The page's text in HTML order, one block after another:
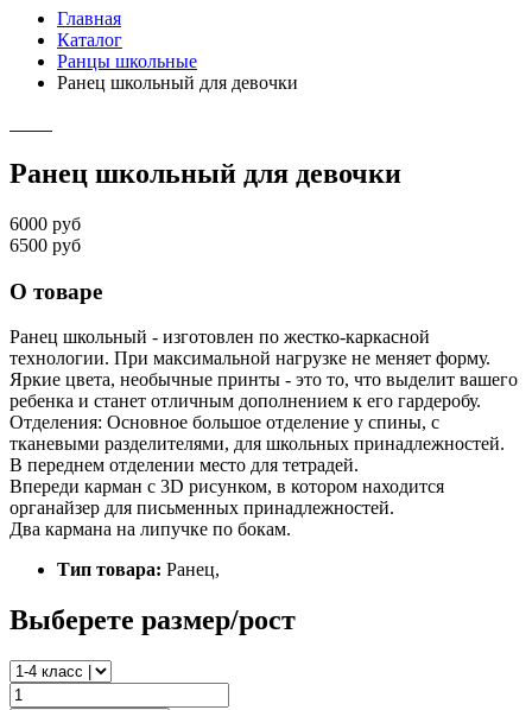
Главная
Каталог
Ранцы школьные
Ранец школьный для девочки
Ранец школьный для девочки
6000 руб
6500 руб
О товаре
Ранец школьный - изготовлен по жестко-каркасной
технологии. При максимальной нагрузке не меняет форму.
Яркие цвета, необычные принты - это то, что выделит вашего
ребенка и станет отличным дополнением к его гардеробу.
Отделения: Основное большое отделение у спины, с
тканевыми разделителями, для школьных принадлежностей.
В переднем отделении место для тетрадей.
Впереди карман с 3D рисунком, в котором находится
органайзер для письменных принадлежностей.
Два кармана на липучке по бокам.
Тип товара: Ранец,
Выберете размер/рост